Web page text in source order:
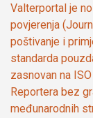
Valterportal je
povjerenja
poštivanje i
standarda
zasnovan na
Reportera bez
međunarodnih